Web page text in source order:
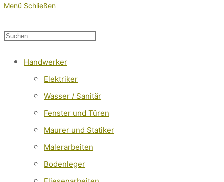
Suche
umschalten
the
Menü Schließen
Diese
durchsuchen
Press
the
search
panel.
Handwerker
Elektriker
Wasser / Sanitär
Fenster und Türen
Maurer und Statiker
Malerarbeiten
Bodenleger